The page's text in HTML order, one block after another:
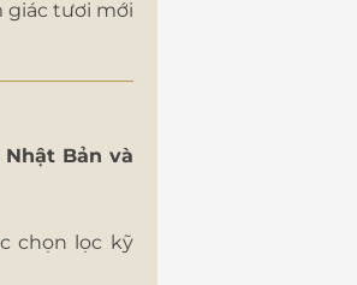
giác tươi mới
Bản và
chọn lọc kỹ